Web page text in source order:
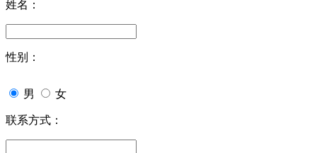
姓名：
性别：
男 女
联系方式：